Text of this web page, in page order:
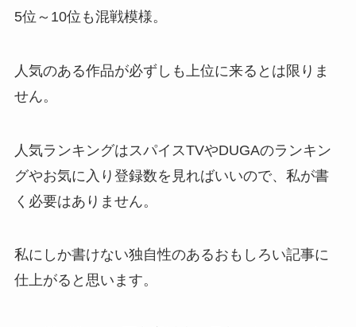
5位～10位も混戦模様。
人気のある作品が必ずしも上位に来るとは限りま
せん。
人気ランキングはスパイスTVやDUGAのランキン
グやお気に入り登録数を見ればいいので、私が書
く必要はありません。
私にしか書けない独自性のあるおもしろい記事に
仕上がると思います。